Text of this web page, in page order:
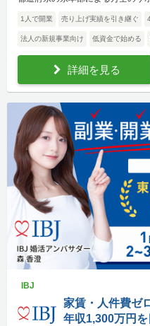
1人で開業 売り上げ実績を引き継ぐ
法人の新規事業向け 低資金で始める
詳細を見る
IBJ
家賃・人件費ゼ
年収1,300万円